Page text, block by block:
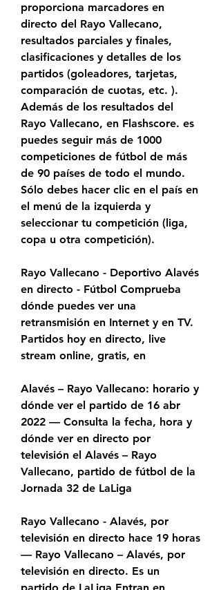
proporciona marcadores en
directo del Rayo Vallecano,
resultados parciales y finales,
clasificaciones y detalles de los
partidos (goleadores, tarjetas,
comparación de cuotas, etc. ).
Además de los resultados del
Rayo Vallecano, en Flashscore. es
puedes seguir más de 1000
competiciones de fútbol de más
de 90 países de todo el mundo.
Sólo debes hacer clic en el país en
el menú de la izquierda y
seleccionar tu competición (liga,
copa u otra competición).
Rayo Vallecano - Deportivo Alavés
en directo - Fútbol Comprueba
dónde puedes ver una
retransmisión en Internet y en TV.
Partidos hoy en directo, live
stream online, gratis, en
Alavés – Rayo Vallecano: horario y
dónde ver el partido de 16 abr
2022 — Consulta la fecha, hora y
dónde ver en directo por
televisión el Alavés – Rayo
Vallecano, partido de fútbol de la
Jornada 32 de LaLiga
Rayo Vallecano - Alavés, por
televisión en directo hace 19 horas
— Rayo Vallecano – Alavés, por
televisión en directo. Es un